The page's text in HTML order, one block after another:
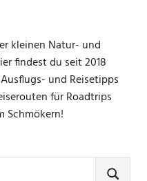
kleinen Natur- und
findest du seit 2018
und Reisetipps
für Roadtrips
Schmökern!